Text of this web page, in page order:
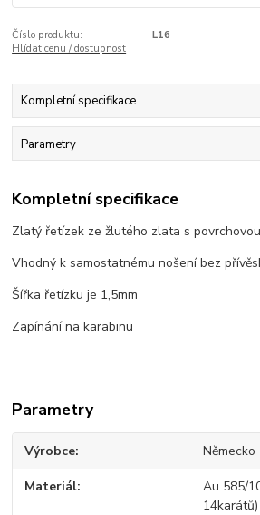
Číslo produktu:
L16
Hlídat cenu / dostupnost
Kompletní specifikace
Parametry
Kompletní specifikace
Zlatý řetízek ze žlutého zlata s
Vhodný k samostatnému nošení bez
Šířka řetízku je 1,5mm
Zapínání na karabinu
Parametry
Výrobce Německo
Materiál
Au 585/
14karátů)